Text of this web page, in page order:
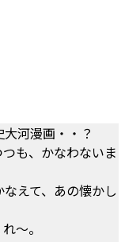
河漫画・・？
も、かなわないま
えて、あの懐かし
～。